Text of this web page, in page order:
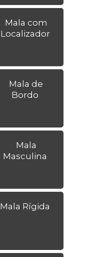
Mala com
Localizador
Mala de
Bordo
Mala
Masculina
Mala Rígida